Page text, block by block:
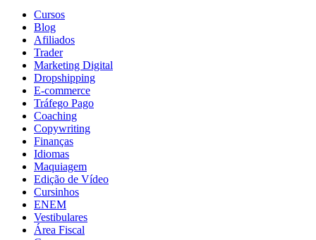
Cursos
Blog
Afiliados
Trader
Marketing Digital
Dropshipping
E-commerce
Tráfego Pago
Coaching
Copywriting
Finanças
Idiomas
Maquiagem
Edição de Vídeo
Cursinhos
ENEM
Vestibulares
Área Fiscal